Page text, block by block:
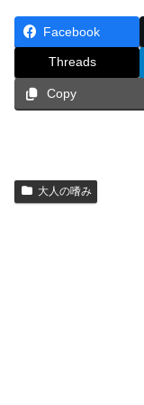
Facebook
Threads
Copy
大人の嗜み